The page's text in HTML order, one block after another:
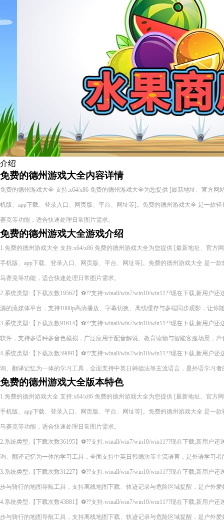
介绍
免费的德州游戏大全内容详情
免费的德州游戏大全 支持:x64/x86 免费的德州游戏大全为您提供 [最新地址、官方网
机版、app下载、登录入口、网页版、平台、网址等]。免费的德州游戏大全 是一款
赛克等功能，适合快速处理日常图片需求。
免费的德州游戏大全游戏介绍
1.免费的德州游戏大全 支持:x64/x86 免费的德州游戏大全为您提供 [最新地址、官方
手机版、app下载、登录入口、网页版、平台、网址等]。免费的德州游戏大全 是一
马赛克等功能，适合快速处理日常图片需求。
2.系统类型:【下载次数19562】⚽??支持:winall/win7/win10/win11??现在下载,新用户
源的流媒体平台，支持1080p高清播放、字幕切换、离线缓存与多端同步观影，让你
3.系统类型:【下载次数91614】⚽??支持:winall/win7/win10/win11??现在下载,新用户
软件，支持多语种多音色模拟，广泛应用于配音解说、教育读物与智能客服场景，
4.系统类型:【下载次数59091】⚽??支持:winall/win7/win10/win11??现在下载,新用户
询、翻译记忆为一体的学习工具，全面支持中英日韩德法等主流语言，是外语学习者
免费的德州游戏大全版本特色
1.免费的德州游戏大全 支持:x64/x86 免费的德州游戏大全为您提供 [最新地址、官方
手机版、app下载、登录入口、网页版、平台、网址等]。免费的德州游戏大全 是一
马赛克等功能，适合快速处理日常图片需求。
2.系统类型:【下载次数36195】⚽??支持:winall/win7/win10/win11??现在下载,新用户
询、翻译记忆为一体的学习工具，全面支持中英日韩德法等主流语言，是外语学习者
3.系统类型:【下载次数31227】⚽??支持:winall/win7/win10/win11??现在下载,新用户
步与骑行的地图导航工具，支持离线地图下载、轨迹记录与危险区域提醒，是户外
4.系统类型:【下载次数43881】⚽??支持:winall/win7/win10/win11??现在下载,新用户
步与骑行的地图导航工具，支持离线地图下载、轨迹记录与危险区域提醒，是户外